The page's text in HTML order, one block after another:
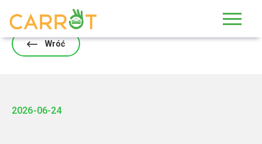
Wróć
2026-06-24